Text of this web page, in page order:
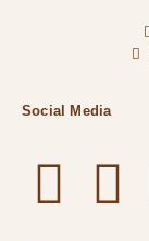
Social Media